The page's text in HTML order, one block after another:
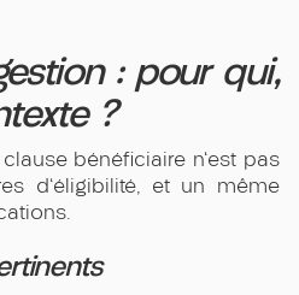
: pour qui,
?
bénéficiaire n'est pas
d'éligibilité, et un même